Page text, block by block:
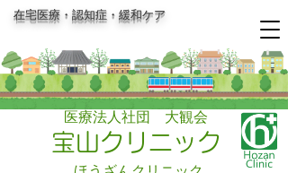
在宅医療・認知症・ 緩和ケア
医療法人社団 大観会
宝山クリニック